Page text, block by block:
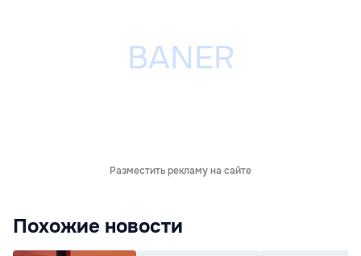
Разместить рекламу на сайте
Похожие новости